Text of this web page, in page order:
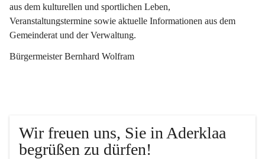
aus dem kulturellen und sportlichen Leben,
Veranstaltungstermine sowie aktuelle Informationen aus dem
Gemeinderat und der Verwaltung.
Bürgermeister Bernhard Wolfram
Wir freuen uns, Sie in Aderklaa
begrüßen zu dürfen!